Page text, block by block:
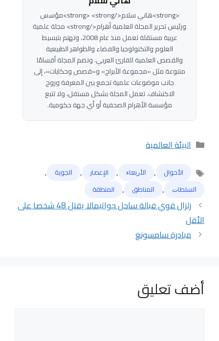
<strong>هاني سلام</strong> <strong>مؤسس
ورئيس تحرير المجلة العلمية أهرام</strong> مجلة علمية
عربية مستقلة تعمل منذ عام 2008، وتهتم بتبسيط
العلوم والتكنولوجيا والفضاء والظواهر الطبيعية
والقصص العلمية للقارئ العربي. وتضم المجلة أقسامًا
متنوعة مثل «مجموعة الأبراج» و«قصص وحكايات»، إلى
جانب موضوعات علمية تجمع بين المعرفة وروح
الاكتشاف. تعمل المجلة بشكل مستقل، ولا تتبع
مؤسسة الأهرام الصحفية أو أي جهة حكومية.
التصنيفات
البيئة العالمية
الوسوم
الأحوال , ﺍﻷﺭﺑﻌﺎﺀ , الإعصار , ﺍﻟﺠﻮﻳﺔ ,
ﺍﻟﺴﻠﻄﺎﺕ , ﺍﻟﻤﻨﺎﻃﻖ , المنطقة
زلزال قوي قبالة ساحل جواتيمالا يقتل 48 شخصا على
الأقل
مبادرة سامسونغ
أضف تعليق